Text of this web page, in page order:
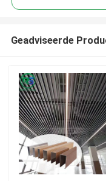
Geadviseerde